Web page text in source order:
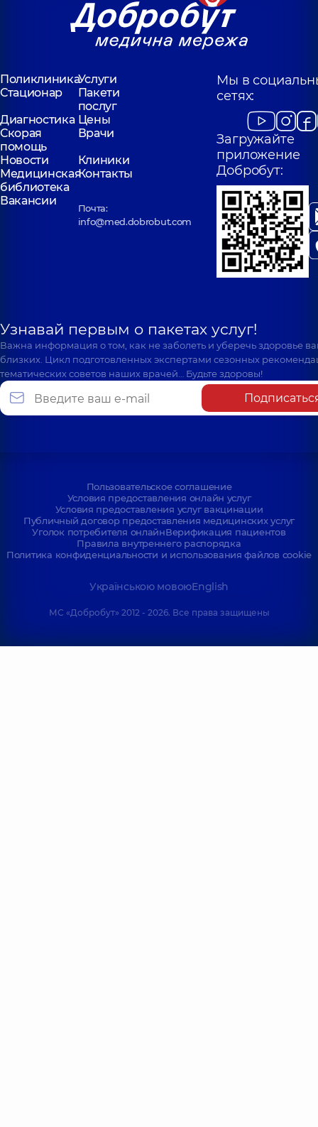
ПоликлиникаУслуги
Стационар
Пакети
послуг
Диагностика Цены
Скорая
помощь
Врачи
Новости
Клиники
Медицинская
библиотека
Контакты
Вакансии
Почта:
info@med.dobrobut.com
Мы в
сетях:
Загружайте
приложение
Добробут:
Узнавай первым о пакетах услуг!
Важна информация о том, как не заболеть и уберечь здоровье
близких. Цикл подготовленных экспертами сезонных
тематических советов наших врачей… Будьте здоровы!
Пользовательское соглашение
Условия предоставления онлайн услуг
Условия предоставления услуг вакцинации
Публичный договор предоставления медицинских услуг
Уголок потребителя онлайнВерификация пациентов
Правила внутреннего распорядка
Политика конфиденциальности и использования файлов cookie
Українською мовоюEnglish
МС «Добробут» 2012 - 2026. Все права защищены